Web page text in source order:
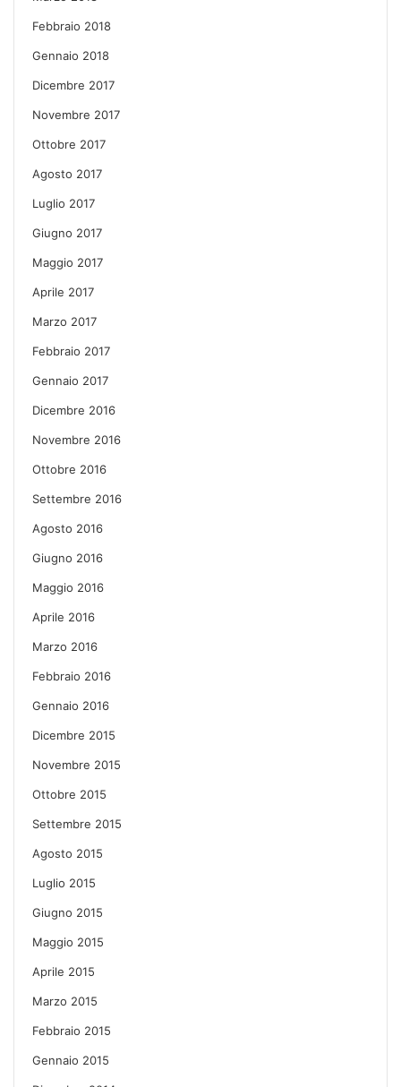
Febbraio 2018
Gennaio 2018
Dicembre 2017
Novembre 2017
Ottobre 2017
Agosto 2017
Luglio 2017
Giugno 2017
Maggio 2017
Aprile 2017
Marzo 2017
Febbraio 2017
Gennaio 2017
Dicembre 2016
Novembre 2016
Ottobre 2016
Settembre 2016
Agosto 2016
Giugno 2016
Maggio 2016
Aprile 2016
Marzo 2016
Febbraio 2016
Gennaio 2016
Dicembre 2015
Novembre 2015
Ottobre 2015
Settembre 2015
Agosto 2015
Luglio 2015
Giugno 2015
Maggio 2015
Aprile 2015
Marzo 2015
Febbraio 2015
Gennaio 2015